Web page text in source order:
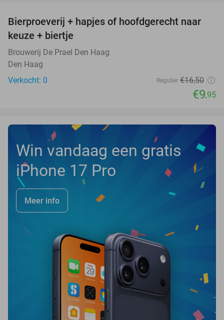
40%
NEW
TODAY
Bierproeverij + hapjes of hoofdgerecht naar
keuze + biertje
Brouwerij De Prael Den Haag
Den Haag
Verkocht: 0
Regulier €16,50
€9,95
Win vandaag een gratis
iPhone 17 Pro
Meer info